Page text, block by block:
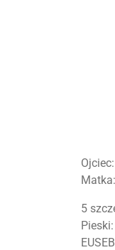
Ojciec:
Matka:
5
Pieski: